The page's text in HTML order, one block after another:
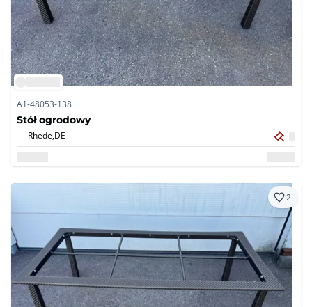
A1-48053-138
Stół ogrodowy
Rhede,DE
2